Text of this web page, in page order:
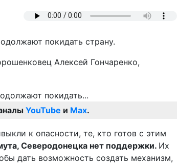
покидать страну.
Алексей Гончаренко,
YouTube и Max.
к опасности, те, кто готов с этим
Северодонецка нет поддержки. Их
дать возможность создать механизм,